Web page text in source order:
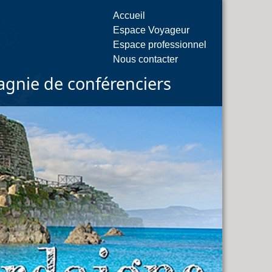
Accueil
Espace Voyageur
Espace professionnel
Nous contacter
de conférenciers